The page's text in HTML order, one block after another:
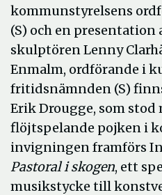
kommunstyrelsens
(S) och en presentation
skulptören Lenny
Enmalm, ordförande i
fritidsnämnden (S)
Erik Drougge, som
flöjtspelande pojken i
invigningen framförs
Pastoral i skogen, ett
musikstycke till